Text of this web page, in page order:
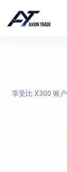
享受比 X300 账